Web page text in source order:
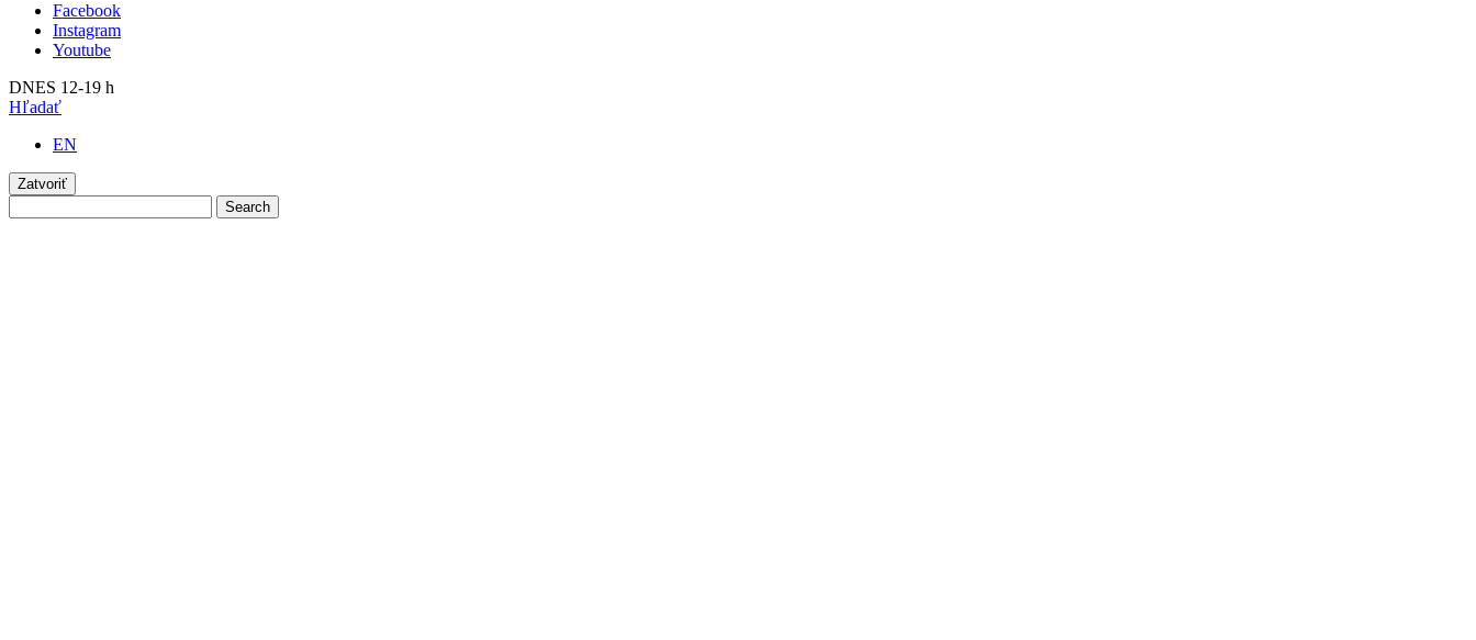
Facebook
Instagram
Youtube
DNES 12-19 h
Hľadať
EN
Zatvoriť